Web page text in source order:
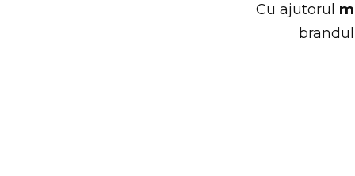
Cu ajutorul